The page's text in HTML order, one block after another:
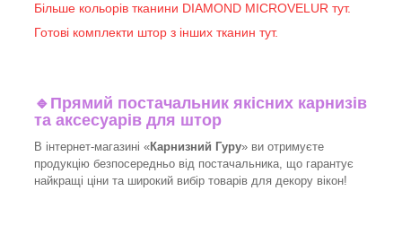
Більше кольорів тканини DIAMOND MICROVELUR тут.
Готові комплекти штор з інших тканин тут.
🔹 Прямий постачальник якісних карнизів
та аксесуарів для штор
В інтернет-магазині «Карнизний Гуру» ви отримуєте
продукцію безпосередньо від постачальника, що гарантує
найкращі ціни та широкий вибір товарів для декору вікон!​